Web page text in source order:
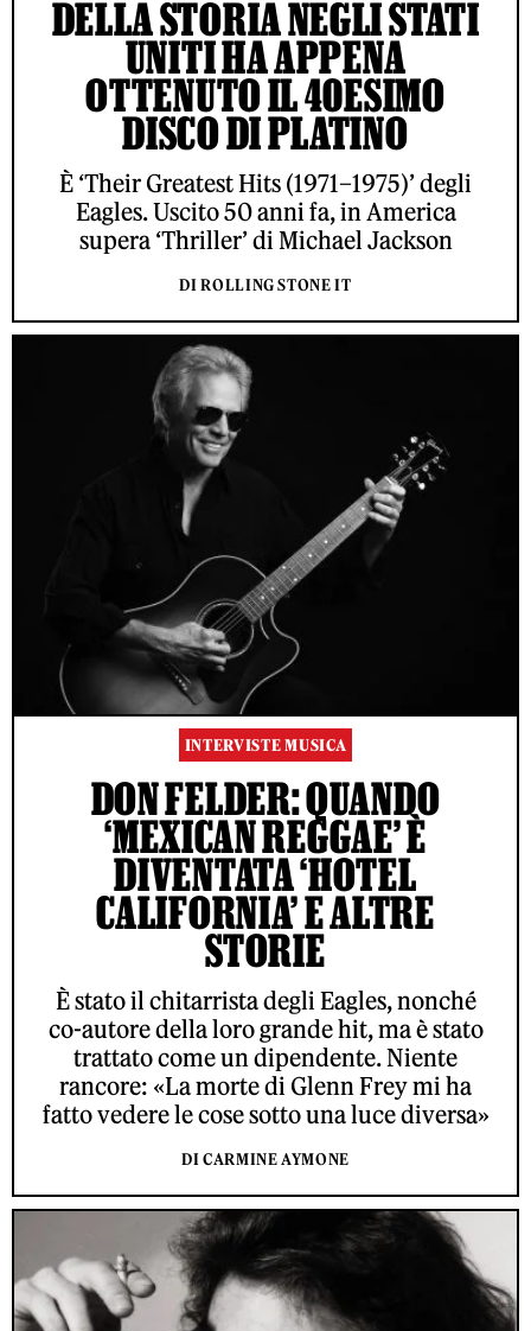
DELLA STORIA NEGLI STATI
UNITI HA APPENA
OTTENUTO IL 40ESIMO
DISCO DI PLATINO
È ‘Their Greatest Hits (1971–1975)’ degli
Eagles. Uscito 50 anni fa, in America
supera ‘Thriller’ di Michael Jackson
DI ROLLING STONE IT
INTERVISTE MUSICA
DON FELDER: QUANDO
‘MEXICAN REGGAE’ È
DIVENTATA ‘HOTEL
CALIFORNIA’ E ALTRE
STORIE
È stato il chitarrista degli Eagles, nonché
co-autore della loro grande hit, ma è stato
trattato come un dipendente. Niente
rancore: «La morte di Glenn Frey mi ha
fatto vedere le cose sotto una luce diversa»
DI CARMINE AYMONE